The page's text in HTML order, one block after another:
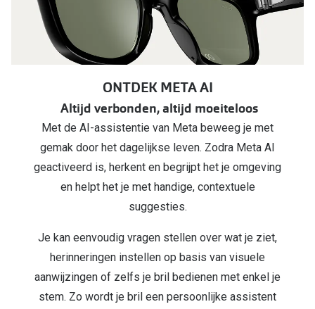
ONTDEK META AI
Altijd verbonden, altijd moeiteloos
Met de AI-assistentie van Meta beweeg je met
gemak door het dagelijkse leven. Zodra Meta AI
geactiveerd is, herkent en begrijpt het je omgeving
en helpt het je met handige, contextuele
suggesties.
Je kan eenvoudig vragen stellen over wat je ziet,
herinneringen instellen op basis van visuele
aanwijzingen of zelfs je bril bedienen met enkel je
stem. Zo wordt je bril een persoonlijke assistent